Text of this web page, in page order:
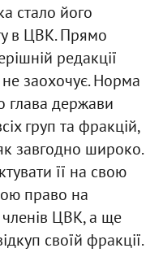
стало його
в ЦВК. Прямо
редакції
заохочує. Норма
глава держави
груп та фракцій,
завгодно широко.
її на свою
право на
ЦВК, а ще
своїй фракції.